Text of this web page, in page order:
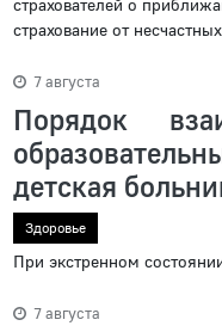
страхователей о
страхование от
7 августа
Порядок
детская
Здоровье
При экстренном
7 августа